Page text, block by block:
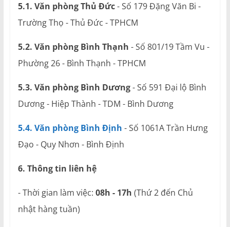
5.1. Văn phòng Thủ Đức- Số 179 Đặng Văn Bi -
Trường Thọ - Thủ Đức - TPHCM
5.2. Văn phòng Bình Thạnh - Số 801/19 Tầm Vu -
Phường 26 - Bình Thạnh - TPHCM
5.3. Văn phòng Bình Dương- Số 591 Đại lộ Bình
Dương - Hiệp Thành - TDM - Bình Dương
5.4. Văn phòng Bình Định - Số 1061A Trần Hưng
Đạo - Quy Nhơn - Bình Định
6. Thông tin liên hệ
- Thời gian làm việc: 08h - 17h (Thứ 2 đến Chủ
nhật hàng tuần)